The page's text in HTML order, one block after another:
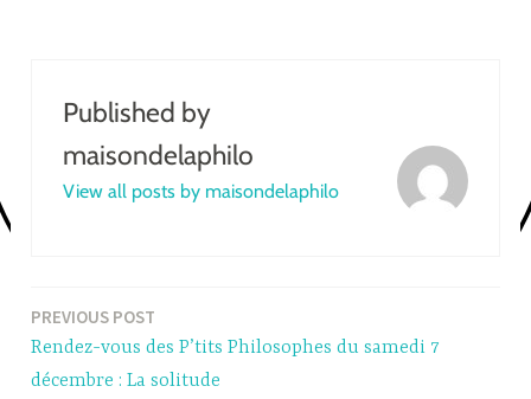
Published by
maisondelaphilo
View all posts by maisondelaphilo
Post
navigation
PREVIOUS POST
Rendez-vous des P’tits Philosophes du samedi 7
décembre : La solitude